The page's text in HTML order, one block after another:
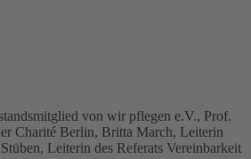
von wir pflegen e.V., Prof.
Charité Berlin, Britta March, Leiterin
Leiterin des Referats Vereinbarkeit